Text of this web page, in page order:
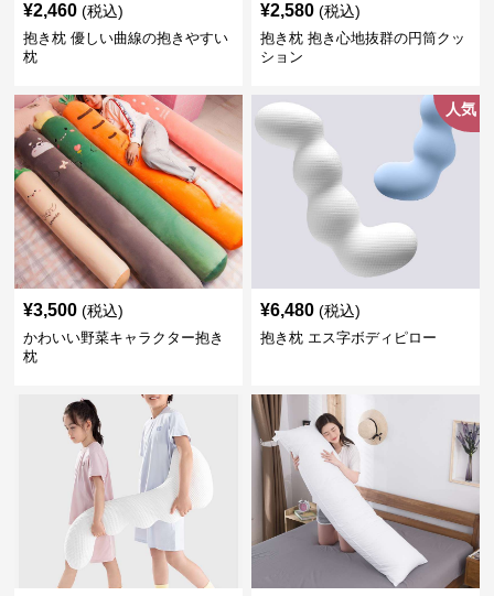
¥2,460 (税込)
抱き枕 優しい曲線の抱きやすい
枕
¥2,580 (税込)
抱き枕 抱き心地抜群の円筒クッ
ション
¥3,500 (税込)
かわいい野菜キャラクター抱き
枕
人気
¥6,480 (税込)
抱き枕 エス字ボディピロー